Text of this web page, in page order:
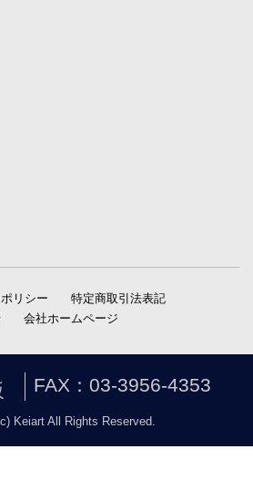
リシー
特定商取引法表記
会社ホームページ
FAX：03-3956-4353
Keiart All Rights Reserved.